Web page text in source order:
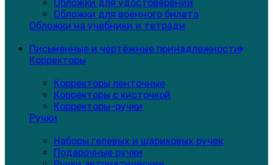
Обложки для удостоверений
Обложки для военного билета
Обложки на учебники и тетради
Письменные и чертёжные принадлежности
Корректоры
Корректоры ленточные
Корректоры с кисточкой
Корректоры-ручки
Ручки
Наборы гелевых и шариковых ручек
Подарочные ручки